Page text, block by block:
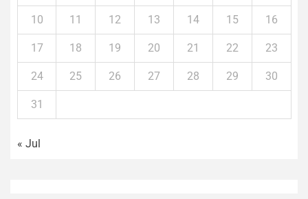
10 11 12 13 14 15 16
17 18 19 20 21 22 23
24 25 26 27 28 29 30
31
« Jul